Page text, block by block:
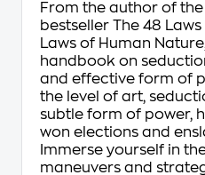
From the author of
bestseller The 48
Laws of Human
handbook on
and effective form of
the level of art,
subtle form of power,
won elections and
Immerse yourself in
maneuvers and